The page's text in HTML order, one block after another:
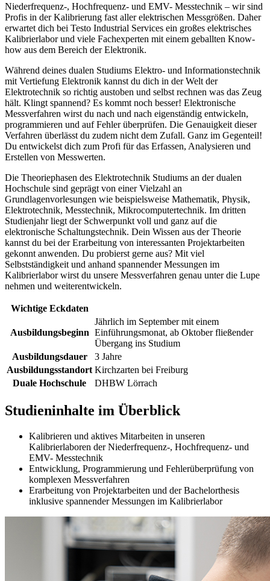
Niederfrequenz-, Hochfrequenz- und EMV- Messtechnik – wir sind
Profis in der Kalibrierung fast aller elektrischen Messgrößen. Daher
erwartet dich bei Testo Industrial Services ein großes elektrisches
Kalibrierlabor und viele Fachexperten mit einem geballten Know-
how aus dem Bereich der Elektronik.
Während deines dualen Studiums Elektro- und Informationstechnik
mit Vertiefung Elektronik kannst du dich in der Welt der
Elektrotechnik so richtig austoben und selbst rechnen was das Zeug
hält. Klingt spannend? Es kommt noch besser! Elektronische
Messverfahren wirst du nach und nach eigenständig entwickeln,
programmieren und auf Fehler überprüfen. Die Genauigkeit dieser
Verfahren überlässt du zudem nicht dem Zufall. Ganz im Gegenteil!
Du entwickelst dich zum Profi für das Erfassen, Analysieren und
Erstellen von Messwerten.
Die Theoriephasen des Elektrotechnik Studiums an der dualen
Hochschule sind geprägt von einer Vielzahl an
Grundlagenvorlesungen wie beispielsweise Mathematik, Physik,
Elektrotechnik, Messtechnik, Mikrocomputertechnik. Im dritten
Studienjahr liegt der Schwerpunkt voll und ganz auf die
elektronische Schaltungstechnik. Dein Wissen aus der Theorie
kannst du bei der Erarbeitung von interessanten Projektarbeiten
gekonnt anwenden. Du probierst gerne aus? Mit viel
Selbstständigkeit und anhand spannender Messungen im
Kalibrierlabor wirst du unsere Messverfahren genau unter die Lupe
nehmen und weiterentwickeln.
Wichtige Eckdaten
Ausbildungsbeginn
Jährlich im September mit einem
Einführungsmonat, ab Oktober fließender
Übergang ins Studium
Ausbildungsdauer
3 Jahre
Ausbildungsstandort Kirchzarten bei Freiburg
Duale Hochschule
DHBW Lörrach
Studieninhalte im Überblick
Kalibrieren und aktives Mitarbeiten in unseren
Kalibrierlaboren der Niederfrequenz-, Hochfrequenz- und
EMV- Messtechnik
Entwicklung, Programmierung und Fehlerüberprüfung von
komplexen Messverfahren
Erarbeitung von Projektarbeiten und der Bachelorthesis
inklusive spannender Messungen im Kalibrierlabor